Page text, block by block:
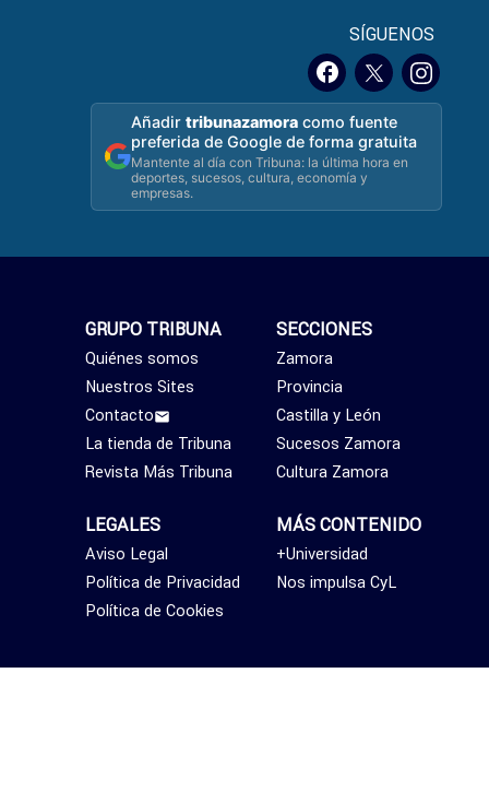
SÍGUENOS
Añadirtribunazamora como fuente
preferida de Google de forma gratuita
Mantente al día con Tribuna: la última hora en
deportes, sucesos, cultura, economía y
empresas.
SECCIONES
Zamora
Provincia
Castilla y León
Sucesos Zamora
Cultura Zamora
MÁS CONTENIDO
+Universidad
Nos impulsa CyL
GRUPO TRIBUNA
Quiénes somos
Nuestros Sites
Contacto
La tienda de Tribuna
Revista Más Tribuna
LEGALES
Aviso Legal
Política de Privacidad
Política de Cookies